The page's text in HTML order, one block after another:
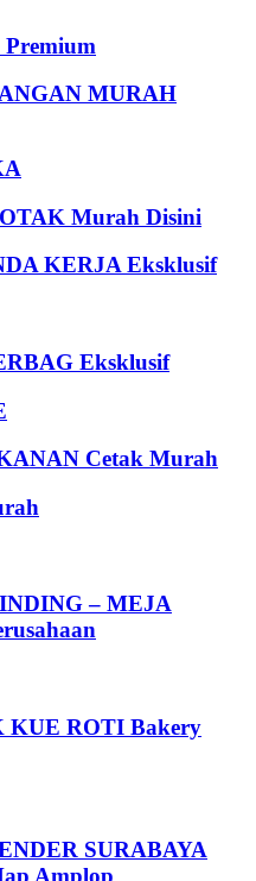
MURAH
Murah Disini
KERJA Eksklusif
Eksklusif
Cetak Murah
– MEJA
KUE ROTI Bakery
SURABAYA